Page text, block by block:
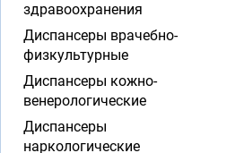
здравоохранения
Диспансеры врачебно-
физкультурные
Диспансеры кожно-
венерологические
Диспансеры
наркологические